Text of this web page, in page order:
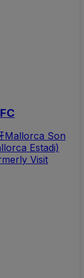
Mallorca Son
Estadi)
Visit